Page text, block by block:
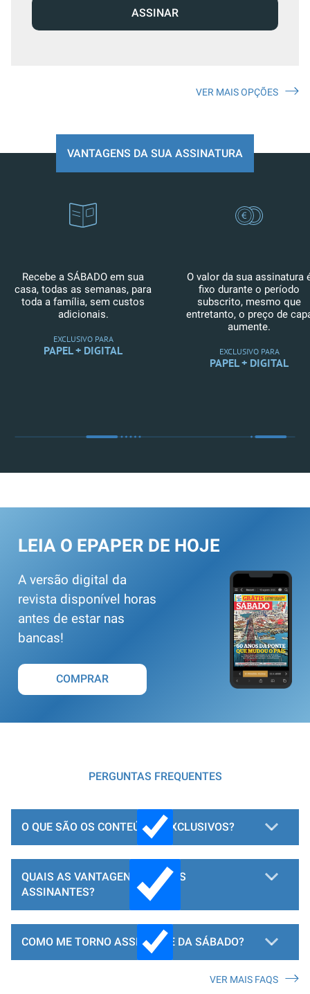
ASSINAR
VER MAIS OPÇÕES
VANTAGENS DA SUA ASSINATURA
Recebe a SÁBADO em sua
casa, todas as semanas, para
toda a família, sem custos
adicionais.
EXCLUSIVO PARA
PAPEL + DIGITAL
O valor da sua assinatura
fixo durante o período
subscrito, mesmo que
entretanto, o preço de
aumente.
EXCLUSIVO PARA
PAPEL + DIGITAL
LEIA O EPAPER DE HOJE
A versão digital da
revista disponível horas
antes de estar nas
bancas!
COMPRAR
PERGUNTAS FREQUENTES
O QUE SÃO OS CONTEÚDOS EXCLUSIVOS?
QUAIS AS VANTAGENS PARA OS
ASSINANTES?
COMO ME TORNO ASSINANTE DA SÁBADO?
VER MAIS FAQS